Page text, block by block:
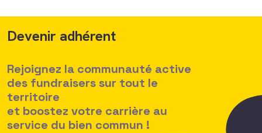
Devenir adhérent
Rejoignez la communauté active
des fundraisers sur tout le
territoire
et boostez votre carrière au
service du bien commun !